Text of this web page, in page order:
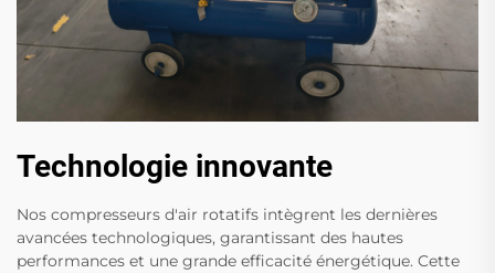
Technologie innovante
Nos compresseurs d'air rotatifs intègrent les dernières
avancées technologiques, garantissant des hautes
performances et une grande efficacité énergétique. Cette